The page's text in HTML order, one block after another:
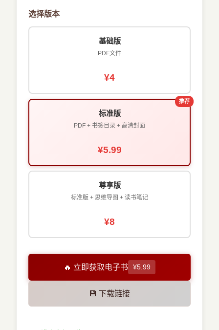
选择版本
基础版
PDF文件
¥4
推荐
标准版
PDF + 书签目录 + 高清封面
¥5.99
尊享版
标准版 + 思维导图 + 读书笔记
¥8
🔥 立即获取电子书 ¥5.99
💾 下载链接